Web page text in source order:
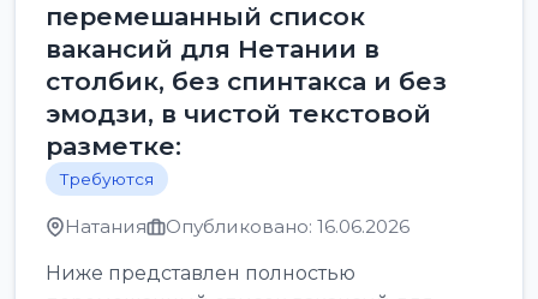
перемешанный список
вакансий для Нетании в
столбик, без спинтакса и без
эмодзи, в чистой текстовой
разметке:
Требуются
Натания Опубликовано: 16.06.2026
Ниже представлен полностью